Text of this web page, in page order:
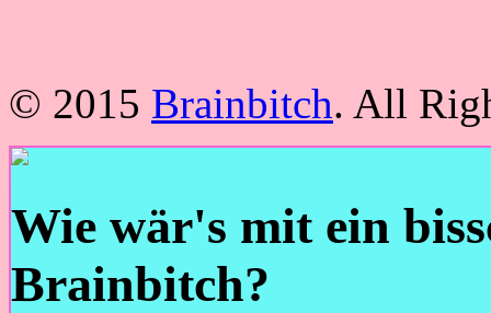
© 2015 Brainbitch. All
Wie wär's mit ein
Brainbitch?